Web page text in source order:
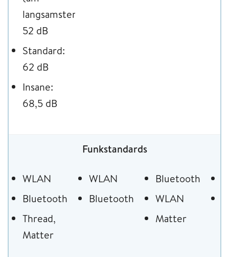
langsamsten):
52 dB
Standard:
62 dB
Insane:
68,5 dB
Funkstandards
WLAN
Bluetooth
Thread,
Matter
WLAN
Bluetooth
Bluetooth
WLAN
Matter